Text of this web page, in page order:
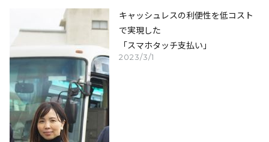
2023/3/1
キャッシュレスの利便性を低コスト
で実現した
「スマホタッチ支払い」